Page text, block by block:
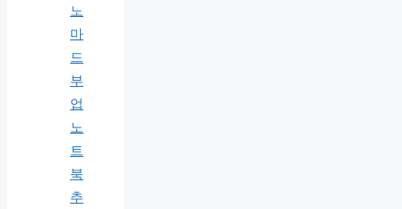
노
마
드
부
업
노
트
북
추